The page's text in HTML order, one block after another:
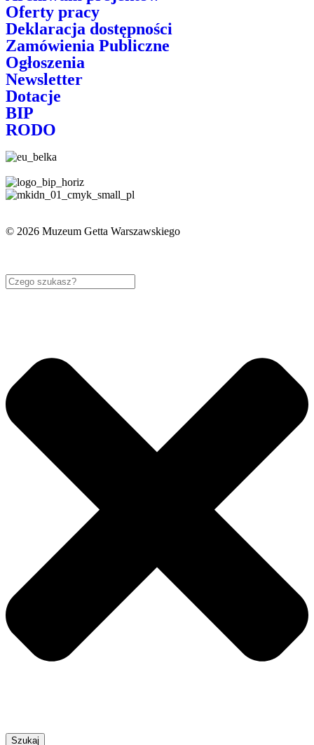
Oferty pracy
Deklaracja dostępności
Zamówienia Publiczne
Ogłoszenia
Newsletter
Dotacje
BIP
RODO
© 2026 Muzeum Getta Warszawskiego
Szukaj